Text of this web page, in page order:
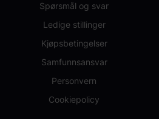
Spørsmål og svar
Ledige stillinger
Kjøpsbetingelser
Samfunnsansvar
Personvern
Cookiepolicy